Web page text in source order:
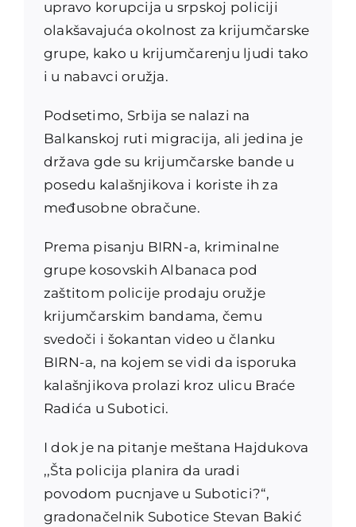
upravo korupcija u srpskoj policiji
olakšavajuća okolnost za krijumčarske
grupe, kako u krijumčarenju ljudi tako
i u nabavci oružja.
Podsetimo, Srbija se nalazi na
Balkanskoj ruti migracija, ali jedina je
država gde su krijumčarske bande u
posedu kalašnjikova i koriste ih za
međusobne obračune.
Prema pisanju BIRN-a, kriminalne
grupe kosovskih Albanaca pod
zaštitom policije prodaju oružje
krijumčarskim bandama, čemu
svedoči i šokantan video u članku
BIRN-a, na kojem se vidi da isporuka
kalašnjikova prolazi kroz ulicu Braće
Radića u Subotici.
I dok je na pitanje meštana Hajdukova
,,Šta policija planira da uradi
povodom pucnjave u Subotici?“,
gradonačelnik Subotice Stevan Bakić